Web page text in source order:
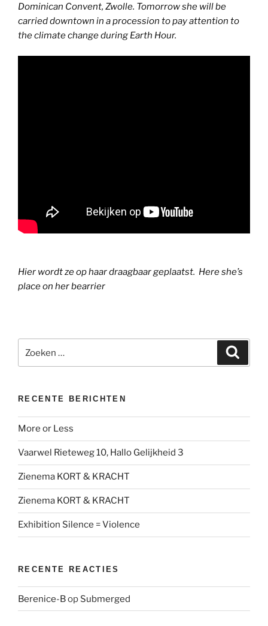
Dominican Convent, Zwolle. Tomorrow she will be
carried downtown in a procession to pay attention to
the climate change during Earth Hour.
Hier wordt ze op haar draagbaar geplaatst. Here she’s
place on her bearrier
naar:
RECENTE BERICHTEN
More or Less
Vaarwel Rieteweg 10, Hallo Gelijkheid 3
Zienema KORT & KRACHT
Zienema KORT & KRACHT
Exhibition Silence = Violence
RECENTE REACTIES
Berenice-Bop Submerged